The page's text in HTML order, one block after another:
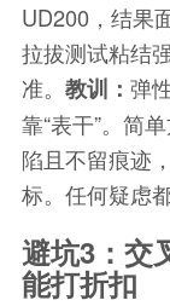
UD200，结果
拉拔测试粘结
准。教训：弹
靠“表干”。简
陷且不留痕迹
标。任何疑虑
避坑3：交
能打折扣